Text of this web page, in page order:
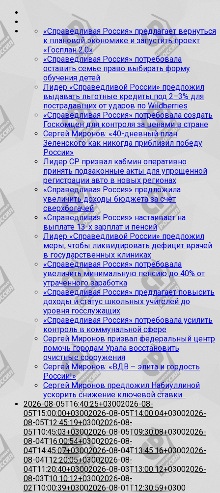
«Справедливая Россия» предлагает вернуться
к плановой экономике и запустить проект
«Госплан 2.0»
«Справедливая Россия» потребовала
оставить семье право выбирать форму
обучения детей
Лидер «Справедливой России» предложил
выдавать льготные кредиты под 2–3% для
пострадавших от ударов по Wildberries
«Справедливая Россия» потребовала создать
Госкомцен для контроля за ценами в стране
Сергей Миронов: «40-дневный план
Зеленского как никогда приблизил победу
России»
Лидер СР призвал кабмин оперативно
принять подзаконные акты для упрощенной
регистрации авто в новых регионах
«Справедливая Россия» предложила
увеличить доходы бюджета за счет
сверхбогачей
«Справедливая Россия» настаивает на
выплате 13-х зарплат и пенсий
Лидер «Справедливой России» предложил
меры, чтобы ликвидировать дефицит врачей
в государственных клиниках
«Справедливая Россия» потребовала
увеличить минимальную пенсию до 40% от
утраченного заработка
«Справедливая Россия» предлагает повысить
доходы и статус школьных учителей до
уровня госслужащих
«Справедливая Россия» потребовала усилить
контроль в коммунальной сфере
Сергей Миронов призвал федеральный центр
помочь городам Урала восстановить
очистные сооружения
Сергей Миронов: «ВДВ – элита и гордость
России!»
Сергей Миронов предложил Набиуллиной
ускорить снижение ключевой ставки
2026-08-05T16:40:25+03002026-08-
05T15:00:00+03002026-08-05T14:00:04+03002026-
08-05T12:45:19+03002026-08-
05T10:45:03+03002026-08-05T09:30:08+03002026-
08-04T16:00:54+03002026-08-
04T14:45:07+03002026-08-04T13:45:16+03002026-
08-04T12:20:05+03002026-08-
04T11:20:40+03002026-08-03T13:00:12+03002026-
08-03T10:10:12+03002026-08-
02T10:00:39+03002026-08-01T12:30:59+0300